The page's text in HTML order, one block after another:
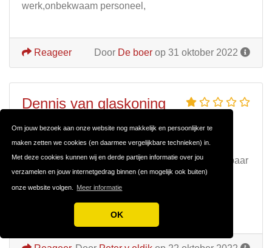
Om jouw bezoek aan onze website nog makkelijk en persoonlijker te
maken zetten we cookies (en daarmee vergelijkbare technieken) in.
Met deze cookies kunnen wij en derde partijen informatie over jou
verzamelen en jouw internetgedrag binnen (en mogelijk ook buiten)
onze website volgen. Meer informatie
OK
werk,onbekwaam personeel,
Door De boer op 31 oktober 2022
Reageer
Dennis van glaskoning
Review overGlasKoning
Dennis is de directeur en is een vuile huichelaar
eerste klas, vertrouw hem niet is zeer onbetrouwbaar
Sterke punten
Liegen en bedriegen